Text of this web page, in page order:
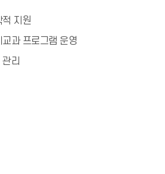
지원
과 프로그램 운영
리